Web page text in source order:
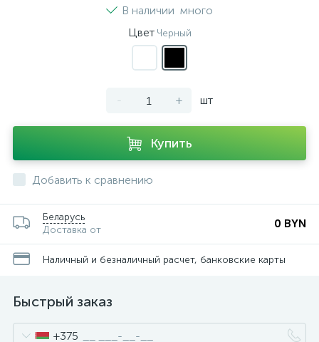
В наличии много
Цвет Черный
- + шт
Купить
Добавить к сравнению
Беларусь
Доставка от
0 BYN
Наличный и безналичный расчет, банковские карты
Быстрый заказ
+375